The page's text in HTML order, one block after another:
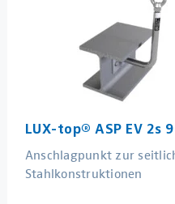
LUX-top® ASP EV 2s
Anschlagpunkt zur
Stahlkonstruktionen